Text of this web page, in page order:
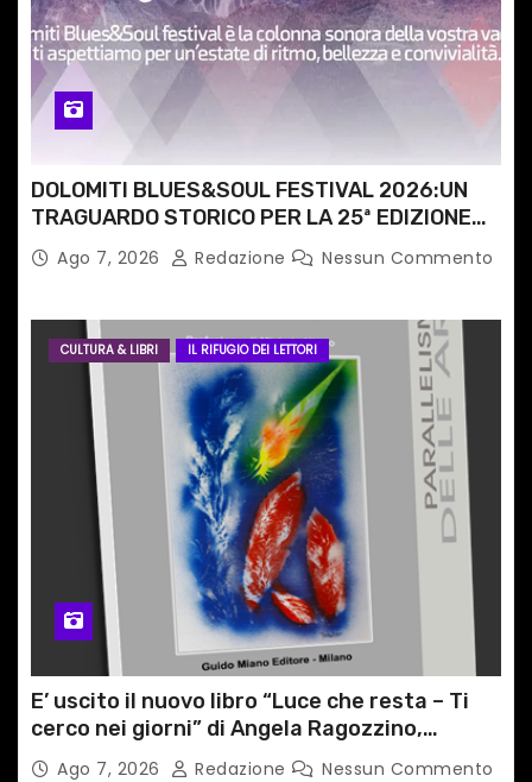
o
l
DOLOMITI BLUES&SOUL FESTIVAL 2026:UN
TRAGUARDO STORICO PER LA 25ª EDIZIONE
TRA LE CIME PATRIMONIO UNESCO
Ago 7, 2026 Redazione Nessun Commento
CULTURA & LIBRI IL RIFUGIO DEI LETTORI
E’ uscito il nuovo libro “Luce che resta – Ti
cerco nei giorni” di Angela Ragozzino,
medico primario di Capua
Ago 7, 2026 Redazione Nessun Commento